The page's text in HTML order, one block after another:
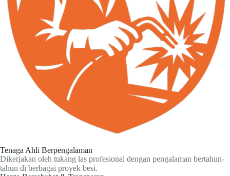
Tenaga Ahli Berpengalaman
Dikerjakan oleh tukang las profesional dengan pengalaman bertahun-
tahun di berbagai proyek besi.